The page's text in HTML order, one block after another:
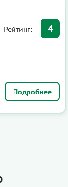
Рейтинг: 4
Подробнее